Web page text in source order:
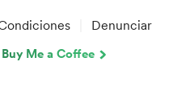
Denunciar
Me a Coffee